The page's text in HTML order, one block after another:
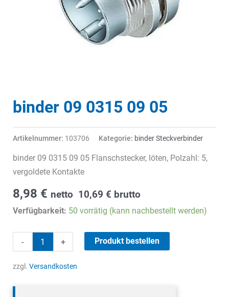
binder 09 0315 09 05
Artikelnummer: 103706 Kategorie: binder Steckverbinder
binder 09 0315 09 05 Flanschstecker, löten, Polzahl: 5,
vergoldete Kontakte
8,98 € netto 10,69 € brutto
Verfügbarkeit: 50 vorrätig (kann nachbestellt werden)
-
09
0315
+ Produkt bestellen
zzgl. Versandkosten